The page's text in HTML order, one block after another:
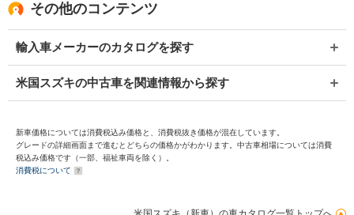
その他のコンテンツ
輸入車メーカーのカタログを探す
米国スズキの中古車を関連情報から探す
新車価格については消費税込み価格と、消費税抜き価格が混在しています。
グレードの詳細画面まで進むとどちらの価格かがわかります。中古車相場については消費
税込み価格です（一部、福祉車両を除く）。
消費税について